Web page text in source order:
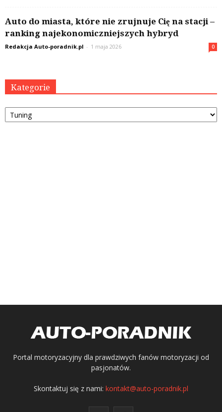
Auto do miasta, które nie zrujnuje Cię na stacji –
ranking najekonomiczniejszych hybryd
Redakcja Auto-poradnik.pl - 1 maja 2026 0
Kategorie
Kategorie
Portal motoryzacyjny dla prawdziwych fanów motoryzacji od
pasjonatów.
Skontaktuj się z nami: kontakt@auto-poradnik.pl